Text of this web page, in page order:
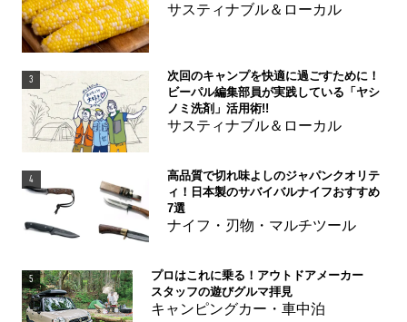
サスティナブル＆ローカル
3
次回のキャンプを快適に過ごすために！
ビーパル編集部員が実践している「ヤシ
ノミ洗剤」活用術!!
サスティナブル＆ローカル
4
高品質で切れ味よしのジャパンクオリテ
ィ！日本製のサバイバルナイフおすすめ
7選
ナイフ・刃物・マルチツール
5
プロはこれに乗る！アウトドアメーカー
スタッフの遊びグルマ拝見
キャンピングカー・車中泊